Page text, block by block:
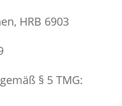
HRB 6903
§ 5 TMG: